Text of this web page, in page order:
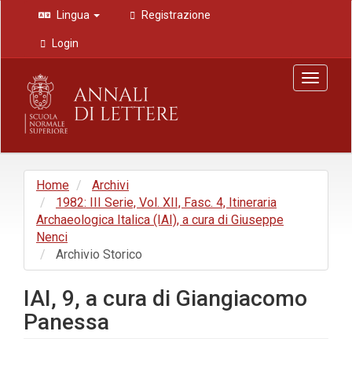
Navigazione
principale
Contenuto
principale
Barra
laterale
Lingua Registrazione
Login
Toggle
Home
Archivi
1982: III Serie, Vol. XII, Fasc. 4, Itineraria
Archaeologica Italica (IAI), a cura di Giuseppe
Nenci
Archivio Storico
IAI, 9, a cura di Giangiacomo
Panessa